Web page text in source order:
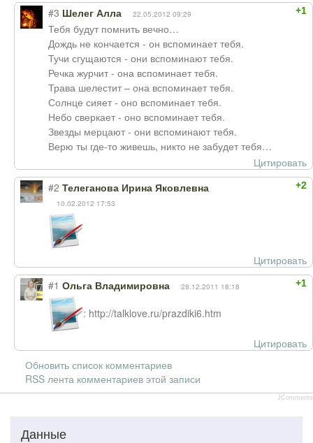
+1
#3 Шелег Алла 22.05.2012 09:29
Тебя будут помнить вечно…
Дождь не кончается - он вспоминает тебя.
Тучи сгущаются - они вспоминают тебя.
Речка журчит - она вспоминает тебя.
Трава шелестит – она вспоминает тебя.
Солнце сияет - оно вспоминает тебя.
Небо сверкает - оно вспоминает тебя.
Звезды мерцают - они вспоминают тебя.
Верю ты где-то живешь, никто не забудет тебя…
Цитировать
+2
#2 Телеганова Ирина Яковлевна
10.02.2012 17:53
Цитировать
+1
#1 Ольга Владимировна 28.12.2011 18:18
: http://talklove.ru/prazdiki6.htm
Цитировать
Обновить список комментариев
RSS лента комментариев этой записи
JComments
Данные